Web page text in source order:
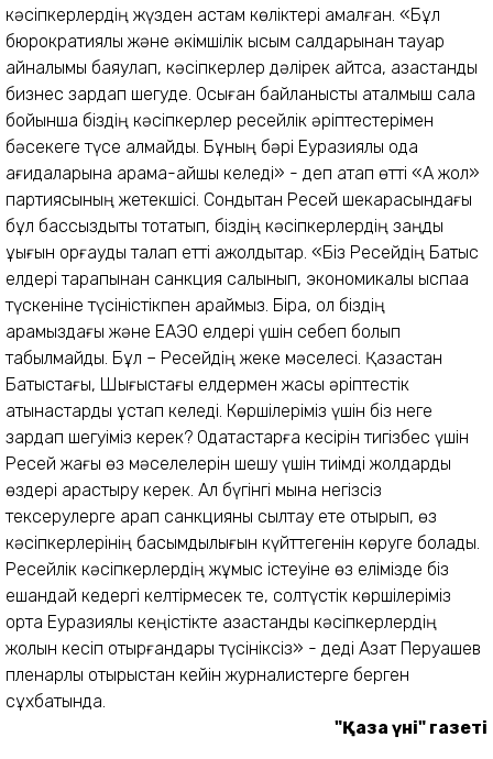
кәсіпкерлердің жүзден астам көліктері қамалған. «Бұл
бюрократиялық және әкімшілік қысым салдарынан тауар
айналымы баяулап, кәсіпкерлер дәлірек айтсақ, қазақстандық
бизнес зардап шегуде. Осыған байланысты аталмыш сала
бойынша біздің кәсіпкерлер ресейлік әріптестерімен
бәсекеге түсе алмайды. Бұның бәрі Еуразиялық одақ
қағидаларына қарама-қайшы келеді» - деп атап өтті «Ақ жол»
партиясының жетекшісі. Сондықтан Ресей шекарасындағы
бұл бассыздықты тоқтатып, біздің кәсіпкерлердің заңды
құқығын қорғауды талап етті ақжолдықтар. «Біз Ресейдің Батыс
елдері тарапынан санкция салынып, экономикалық қыспаққа
түскеніне түсіністікпен қараймыз. Бірақ, ол біздің
арамыздағы және ЕАЭО елдері үшін себеп болып
табылмайды. Бұл – Ресейдің жеке мәселесі. Қазақстан
Батыстағы, Шығыстағы елдермен жақсы әріптестік
қатынастарды ұстап келеді. Көршілеріміз үшін біз неге
зардап шегуіміз керек? Одақтастарға кесірін тигізбес үшін
Ресей жағы өз мәселелерін шешу үшін тиімді жолдарды
өздері қарастыру керек. Ал бүгінгі мына негізсіз
тексерулерге қарап санкцияны сылтау ете отырып, өз
кәсіпкерлерінің басымдылығын күйттегенін көруге болады.
Ресейлік кәсіпкерлердің жұмыс істеуіне өз елімізде біз
ешқандай кедергі келтірмесек те, солтүстік көршілеріміз
ортақ Еуразиялық кеңістікте қазақстандық кәсіпкерлердің
жолын кесіп отырғандары түсініксіз» - деді Азат Перуашев
пленарлық отырыстан кейін журналистерге берген
сұхбатында.
"Қазақ үні" газеті